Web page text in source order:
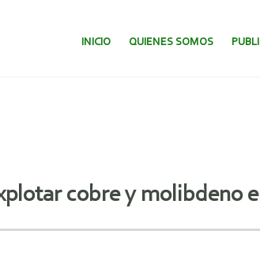
SALTAR AL CONTENIDO.
INICIO QUIENES SOMOS
cobre y molibdeno